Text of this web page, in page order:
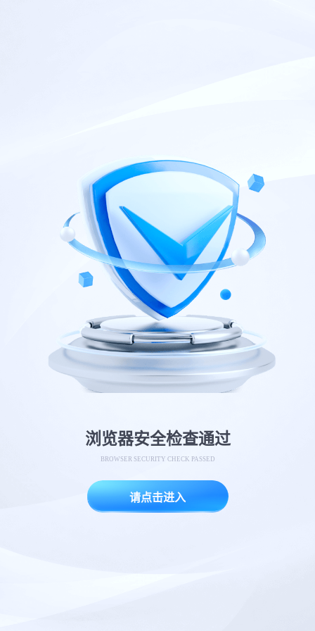
浏览器安全检查通过
BROWSER SECURITY CHECK PASSED
请点击进入